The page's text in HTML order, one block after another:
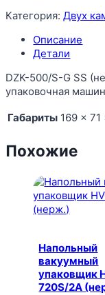
Категория:Двух
Описание
Детали
DZK-500/S-G SS
упаковочная
Габариты 169 × 71
Похожие
Напольный
вакуумный
упаковщик
720S/2A